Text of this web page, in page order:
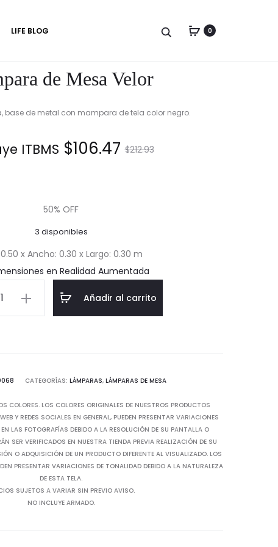
LIFE BLOG 0
de Mesa Velor
base de metal con mampara de tela color negro.
$212.93
El
original
$212.93.
$106.47
El
actual
es:
$106.47.
ITBMS.
50% OFF
3 disponibles
x Ancho: 0.30 x Largo: 0.30 m
en Realidad Aumentada
Añadir al carrito
CATEGORÍAS: LÁMPARAS, LÁMPARAS DE MESA
COLORES. LOS COLORES ORIGINALES DE NUESTROS PRODUCTOS
Y REDES SOCIALES EN GENERAL, PUEDEN PRESENTAR VARIACIONES
LAS FOTOGRAFÍAS DEBIDO A LA RESOLUCIÓN DE SU PANTALLA O
SER VERIFICADOS EN NUESTRA TIENDA PREVIA REALIZACIÓN DE SU
O ADQUISICIÓN DE UN PRODUCTO DIFERENTE AL VISUALIZADO. LOS
PRESENTAR VARIACIONES DE TONALIDAD DEBIDO A LA NATURALEZA
DE ESTA TELA.
SUJETOS A VARIAR SIN PREVIO AVISO.
NO INCLUYE ARMADO.